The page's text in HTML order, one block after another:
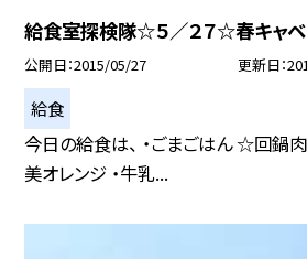
給食室探検隊☆５／２７☆春キャ
公開日 2015/05/27 更新日
給食
今日の給食は、 ・ごまごはん ☆回鍋肉
美オレンジ ・牛乳...